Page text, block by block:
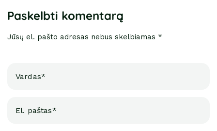
Paskelbti komentarą
Jūsų el. pašto adresas nebus skelbiamas *